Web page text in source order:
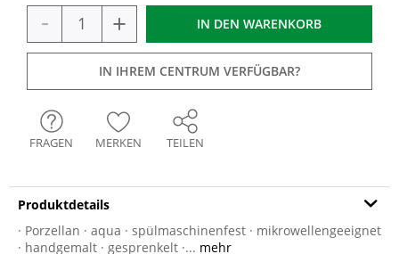
- + IN DEN WARENKORB
IN IHREM CENTRUM VERFÜGBAR?
FRAGEN MERKEN TEILEN
Produktdetails
· Porzellan · aqua · spülmaschinenfest · mikrowellengeeignet
· handgemalt · gesprenkelt ·... mehr